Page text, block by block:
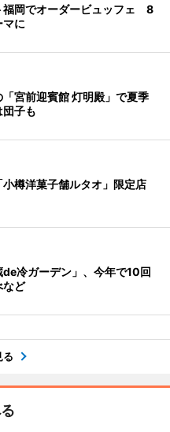
福岡でオーダービュッフェ 8
マに
宮前迎賓館 灯明殿」で夏季
子も
小樽洋菓子舗ルタオ」限定店
冷ガーデン」、今年で10回
ど
る